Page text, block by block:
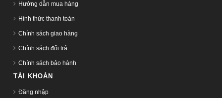
Hướng dẫn mua hàng
Hình thức thanh toán
Chính sách giao hàng
Chính sách đổi trả
Chính sách bảo hành
TÀI KHOẢN
Đăng nhập